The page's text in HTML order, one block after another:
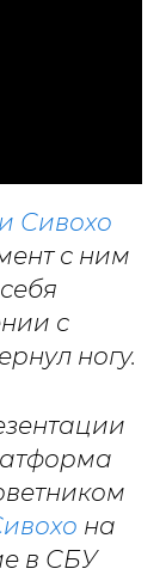
Сивохо
с ним
с
ногу.
на
в СБУ